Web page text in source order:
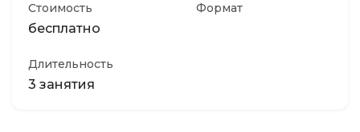
Стоимость
бесплатно
Формат
Длительность
3 занятия